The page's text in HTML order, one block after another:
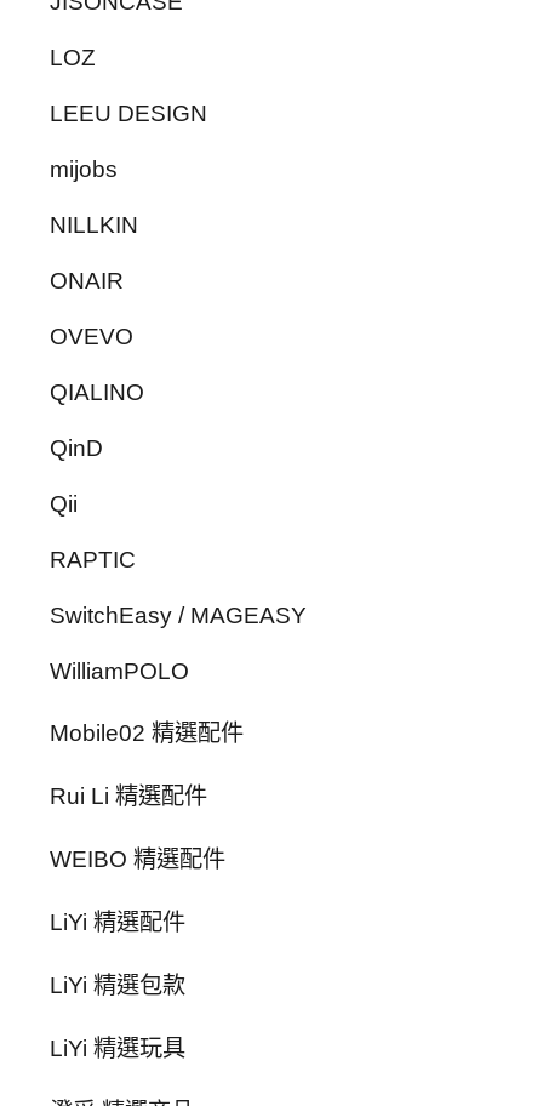
LOZ
LEEU DESIGN
mijobs
NILLKIN
ONAIR
OVEVO
QIALINO
QinD
Qii
RAPTIC
SwitchEasy / MAGEASY
WilliamPOLO
Mobile02 精選配件
Rui Li 精選配件
WEIBO 精選配件
LiYi 精選配件
LiYi 精選包款
LiYi 精選玩具